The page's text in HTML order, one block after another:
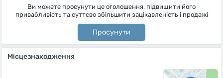
Ви можете просунути це оголошення, підвищити його
привабливість та суттєво збільшити зацікавленість і продажі
Просунути
Місцезнаходження